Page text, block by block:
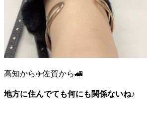
高知から✈️佐賀から🚄
地方に住んでても何にも関係ないね♪